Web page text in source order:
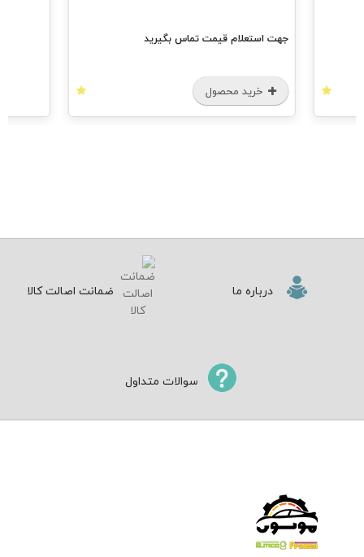
جهت استعلام قیمت تماس بگیرید
خرید محصول
درباره ما ضمانت اصالت کالا
سوالات متداول